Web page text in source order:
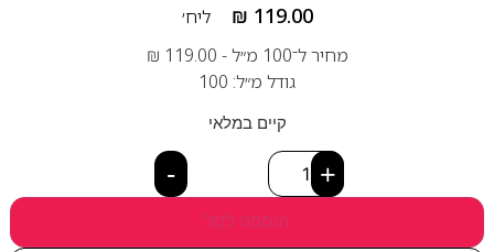
₪ 119.00
ליח׳
מחיר ל־100 מ״ל -
₪ 119.00
גודל מ״ל: 100
קיים במלאי
- +
הוספה לסל